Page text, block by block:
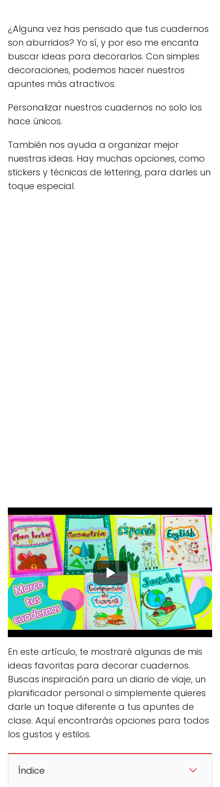
¿Alguna vez has pensado que tus cuadernos
son aburridos? Yo sí, y por eso me encanta
buscar ideas para decorarlos. Con simples
decoraciones, podemos hacer nuestros
apuntes más atractivos.
Personalizar nuestros cuadernos no solo los
hace únicos.
También nos ayuda a organizar mejor
nuestras ideas. Hay muchas opciones, como
stickers y técnicas de lettering, para darles un
toque especial.
En este artículo, te mostraré algunas de mis
ideas favoritas para decorar cuadernos.
Buscas inspiración para un diario de viaje, un
planificador personal o simplemente quieres
darle un toque diferente a tus apuntes de
clase. Aquí encontrarás opciones para todos
los gustos y estilos.
Índice